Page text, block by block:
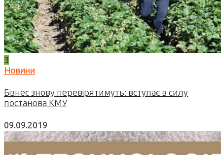
3
Новини
Бізнес знову перевірятимуть: вступає в силу
постанова КМУ
09.09.2019